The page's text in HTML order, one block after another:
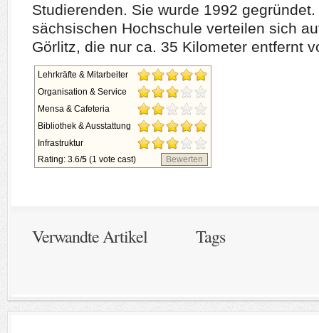
Studierenden. Sie wurde 1992
sächsischen Hochschule verteilen sich
Görlitz, die nur ca. 35 Kilometer entfernt
Lehrkräfte & Mitarbeiter
Organisation & Service
Mensa & Cafeteria
Bibliothek & Ausstattung
Infrastruktur
Rating: 3.6/5 (1 vote cast) Bewerten
Verwandte Artikel Tags